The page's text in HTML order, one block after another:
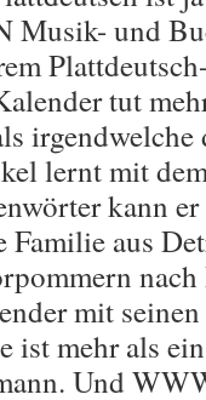
Musik- und
tut
lernt mit
kann
Familie aus
mit
ist mehr als
Und